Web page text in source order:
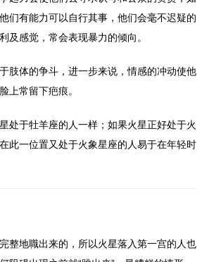
们有能力可以自行其事，他们会毫不迟疑的
及感觉，常会表现暴力的倾向。
肢体的争斗，进一步来说，情感的冲动使他
上常留下疤痕。
处于牡羊座的人一样；如果火星正好处于火
此一位置又处于火象星座的人易于在年轻时
整地職出来的，所以火星落入第一宫的人也